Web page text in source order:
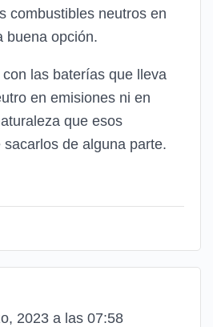
combustibles neutros en
buena opción.
las baterías que lleva
en emisiones ni en
que esos
de alguna parte.
2023 a las 07:58